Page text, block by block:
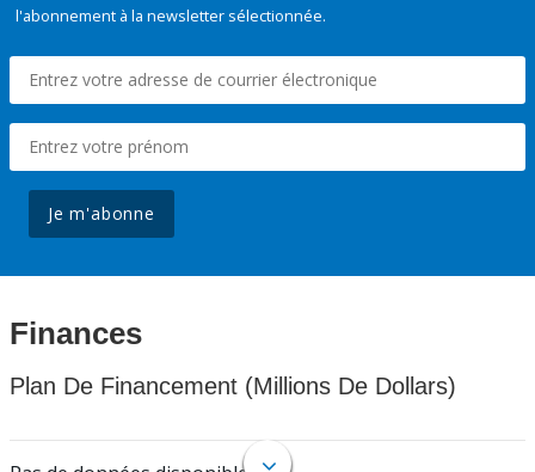
l'abonnement à la newsletter sélectionnée.
Je m'abonne
Finances
Plan De Financement (Millions De Dollars)